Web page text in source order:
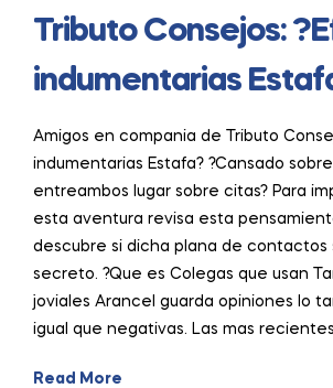
Tributo Consejos:
indumentarias
Amigos en compania de Tributo
indumentarias Estafa? ?Cansado
entreambos lugar sobre citas? Para
esta aventura revisa esta
descubre si dicha plana de contactos
secreto. ?Que es Colegas que usan
joviales Arancel guarda opiniones lo
igual que negativas. Las mas recientes
Read More